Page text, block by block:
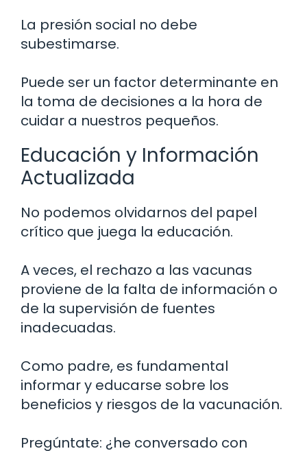
La presión social no debe
subestimarse.
Puede ser un factor determinante en
la toma de decisiones a la hora de
cuidar a nuestros pequeños.
Educación y Información
Actualizada
No podemos olvidarnos del papel
crítico que juega la educación.
A veces, el rechazo a las vacunas
proviene de la falta de información o
de la supervisión de fuentes
inadecuadas.
Como padre, es fundamental
informar y educarse sobre los
beneficios y riesgos de la vacunación.
Pregúntate: ¿he conversado con